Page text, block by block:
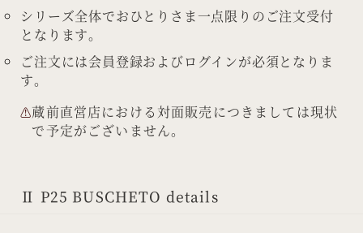
シリーズ全体でおひとりさま一点限りのご注文受付
となります。
ご注文には会員登録およびログインが必須となりま
す。
蔵前直営店における対面販売につきましては現状
で予定がございません。
Ⅱ P25 BUSCHETO details